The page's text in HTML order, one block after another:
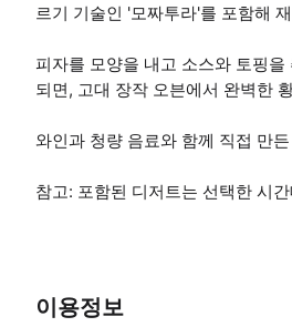
르기 기술인 '모짜투라'를 포함해
피자를 모양을 내고 소스와 토핑
되면, 고대 장작 오븐에서 완벽한
와인과 청량 음료와 함께 직접 만
참고: 포함된 디저트는 선택한 시
이용정보